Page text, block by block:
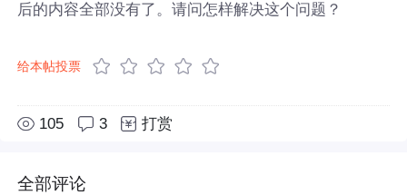
后的内容全部没有了。请问怎样解决这个问题？
给本帖投票
105 3 打赏
全部评论